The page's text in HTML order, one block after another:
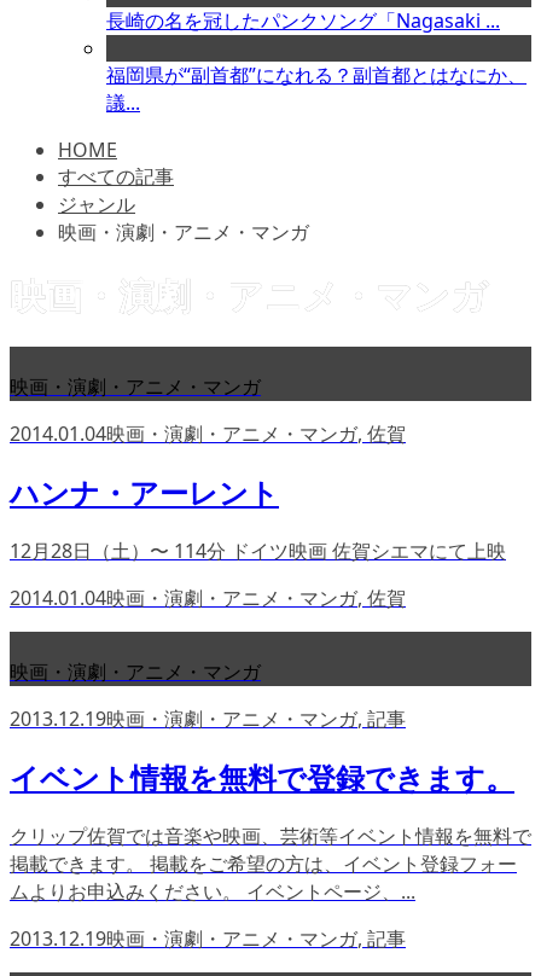
長崎の名を冠したパンクソング「Nagasaki ...
福岡県が“副首都”になれる？副首都とはなにか、
議...
HOME
すべての記事
ジャンル
映画・演劇・アニメ・マンガ
映画・演劇・アニメ・マンガ
映画・演劇・アニメ・マンガ
2014.01.04映画・演劇・アニメ・マンガ, 佐賀
ハンナ・アーレント
12月28日（土）〜 114分 ドイツ映画 佐賀シエマにて上映
2014.01.04映画・演劇・アニメ・マンガ, 佐賀
映画・演劇・アニメ・マンガ
2013.12.19映画・演劇・アニメ・マンガ, 記事
イベント情報を無料で登録できます。
クリップ佐賀では音楽や映画、芸術等イベント情報を無料で
掲載できます。 掲載をご希望の方は、イベント登録フォー
ムよりお申込みください。 イベントページ、...
2013.12.19映画・演劇・アニメ・マンガ, 記事